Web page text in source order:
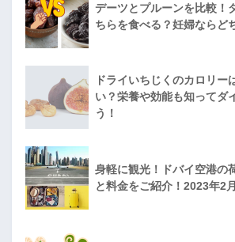
デーツとプルーンを比較！
ちらを食べる？妊婦ならど
ドライいちじくのカロリー
い？栄養や効能も知ってダ
う！
身軽に観光！ドバイ空港の
と料金をご紹介！2023年2